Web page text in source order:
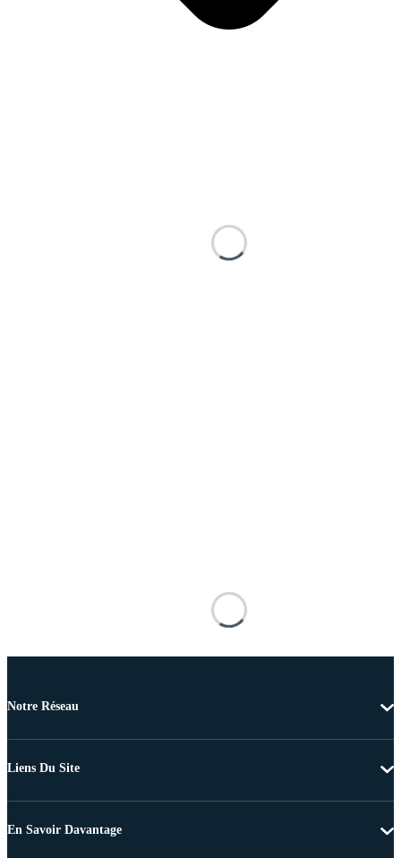
Notre Réseau
Liens Du Site
En Savoir Davantage